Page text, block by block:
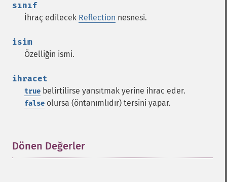
sınıf
İhraç edilecek Reflection nesnesi.
isim
Özelliğin ismi.
ihracet
true belirtilirse yansıtmak yerine ihrac eder.
false olursa (öntanımlıdır) tersini yapar.
Dönen Değerler